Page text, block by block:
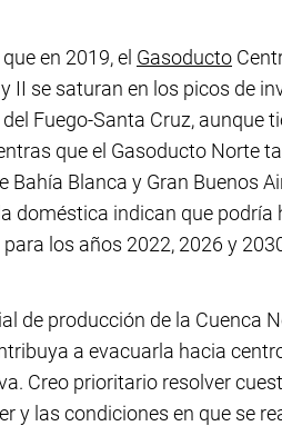
en 2019, el Gasoducto
II se saturan en los picos de
Fuego-Santa Cruz, aunque
que el Gasoducto Norte
Bahía Blanca y Gran Buenos
doméstica indican que podría
los años 2022, 2026 y
de producción de la Cuenca
a evacuarla hacia
Creo prioritario resolver
y las condiciones en que se